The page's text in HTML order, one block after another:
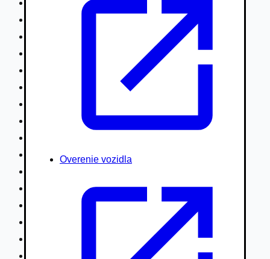
Overenie vozidla
Nákladné vozidlá nad 7,5t
Vodné/Snežné skútre, štvorkolky
Poľnohospodárske vozidlá / stroje
Hydraulické ruky autožeriavy
Špeciály/nosiče kontajnerov
Návesy/prívesy nadstavby
Lode/člny, lietadlá/vznášadlá